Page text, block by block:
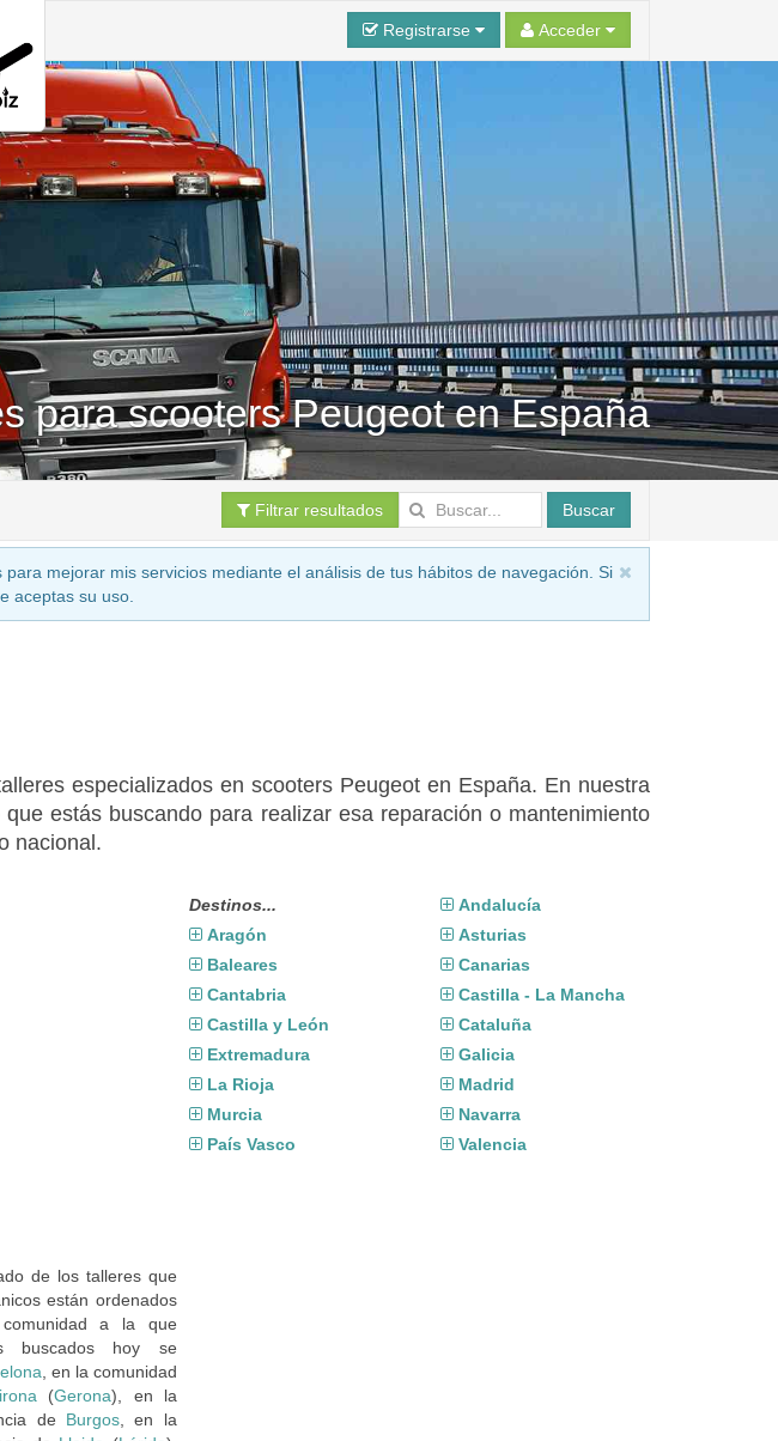
Registrarse Acceder
para scooters Peugeot en España
Filtrar resultados Buscar
mejorar mis servicios mediante el análisis de tus hábitos de navegación. Si
aceptas su uso.
especializados en scooters Peugeot en España. En nuestra
estás buscando para realizar esa reparación o mantenimiento
nacional.
Destinos...
Andalucía
Aragón
Asturias
Baleares
Canarias
Cantabria
Castilla - La Mancha
Castilla y León
Cataluña
Extremadura
Galicia
La Rioja
Madrid
Murcia
Navarra
País Vasco
Valencia
de los talleres que
están ordenados
a la que
buscados hoy se
, en la comunidad
(Gerona), en la
de Burgos , en la